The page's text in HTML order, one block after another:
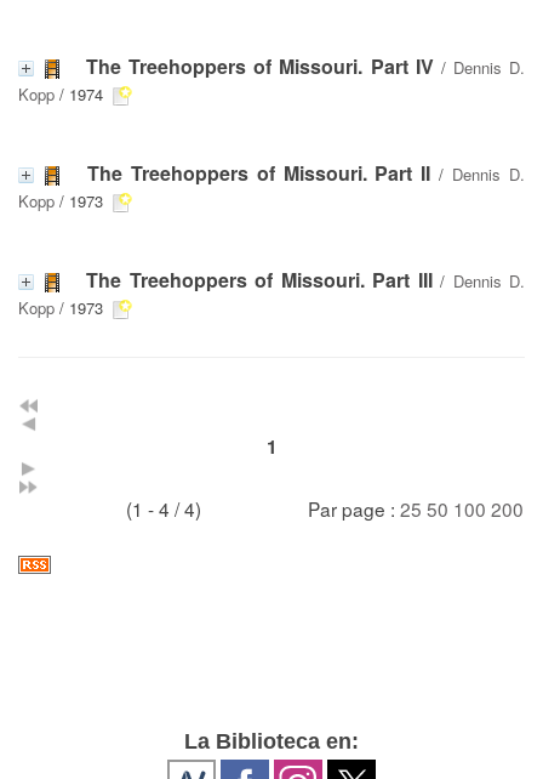
The Treehoppers of Missouri. Part IV/ Dennis D.
Kopp / 1974
The Treehoppers of Missouri. Part II / Dennis D.
Kopp / 1973
The Treehoppers of Missouri. Part III/ Dennis D.
Kopp / 1973
1
(1 - 4 / 4) Par page : 25 50 100 200
La Biblioteca en: